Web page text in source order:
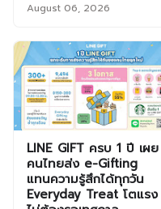
August 06, 2026
LINE GIFT ครบ 1 ปี เผย
คนไทยส่ง e-Gifting
แทนความรู้สึกได้ทุกวัน
Everyday Treat โตแรง